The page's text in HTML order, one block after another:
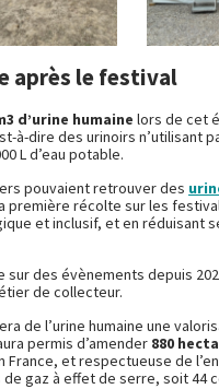
après le festival
d’urine humaine lors de cet
à-dire des urinoirs n’utilisant
L d’eau potable.
pouvaient retrouver des
première récolte sur les
et inclusif, et en réduisant
sur des évènements depuis
de collecteur.
de l’urine humaine une
permis d’amender 880
et respectueuse de
gaz à effet de serre, soit 44